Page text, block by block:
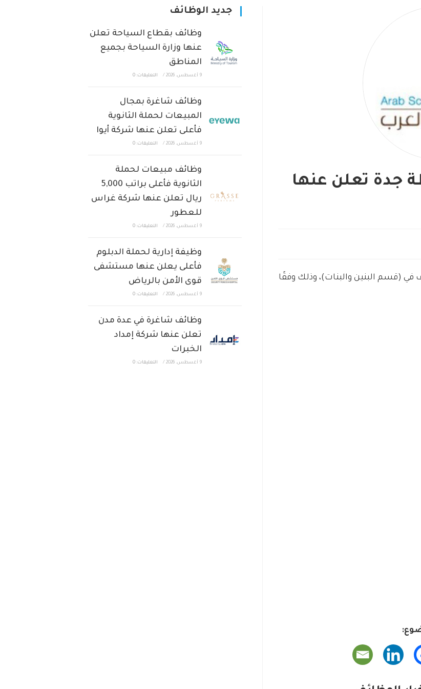
جدة تعلن عنها
(قسم البنين والبنات)، وذلك وفقًا
جديد الوظائف
وظائف بقطاع السياحة تعلن
عنها وزارة السياحة بجميع
المناطق
9 أغسطس، 2026 / التعليقات: 0
وظائف شاغرة بمجال
المبيعات لحملة الثانوية
فأعلى تعلن عنها شركة أيوا
9 أغسطس، 2026 / التعليقات: 0
وظائف مبيعات لحملة
الثانوية فأعلى براتب 5,000
ريال تعلن عنها شركة غراس
للعطور
9 أغسطس، 2026 / التعليقات: 0
وظيفة إدارية لحملة الدبلوم
فأعلى يعلن عنها مستشفى
قوى الأمن بالرياض
9 أغسطس، 2026 / التعليقات: 0
وظائف شاغرة في عدة مدن
تعلن عنها شركة إمداد
الخبرات
9 أغسطس، 2026 / التعليقات: 0